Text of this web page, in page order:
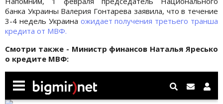
банка Украины Валерия Гонтарева заявила, что в течение
3-4 недель Украина ожидает получения третьего транша
кредита от МВФ.
Смотри также - Министр финансов Наталья Яресько
о кредите МВФ: